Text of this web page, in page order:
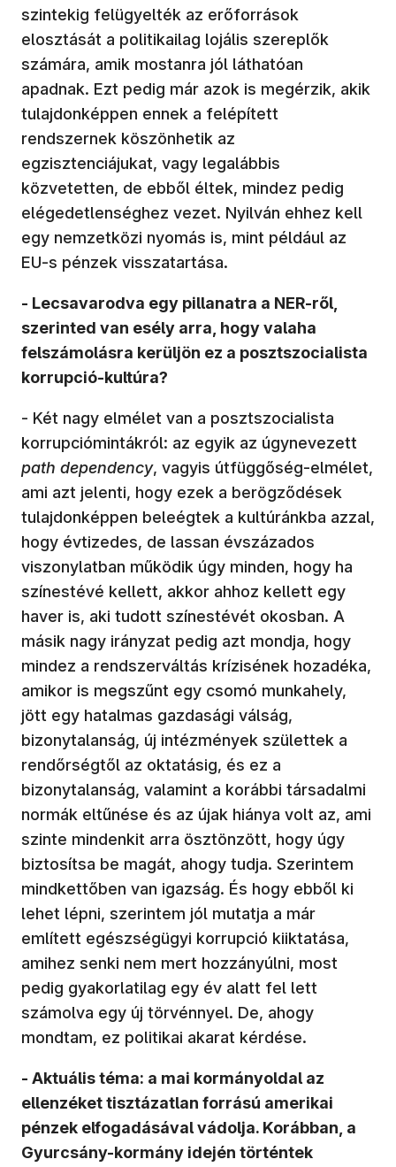
szintekig felügyelték az erőforrások
elosztását a politikailag lojális szereplők
számára, amik mostanra jól láthatóan
apadnak. Ezt pedig már azok is megérzik, akik
tulajdonképpen ennek a felépített
rendszernek köszönhetik az
egzisztenciájukat, vagy legalábbis
közvetetten, de ebből éltek, mindez pedig
elégedetlenséghez vezet. Nyilván ehhez kell
egy nemzetközi nyomás is, mint például az
EU-s pénzek visszatartása.
- Lecsavarodva egy pillanatra a NER-ről,
szerinted van esély arra, hogy valaha
felszámolásra kerüljön ez a posztszocialista
korrupció-kultúra?
- Két nagy elmélet van a posztszocialista
korrupciómintákról: az egyik az úgynevezett
path dependency, vagyis útfüggőség-elmélet,
ami azt jelenti, hogy ezek a berögződések
tulajdonképpen beleégtek a kultúránkba azzal,
hogy évtizedes, de lassan évszázados
viszonylatban működik úgy minden, hogy ha
színestévé kellett, akkor ahhoz kellett egy
haver is, aki tudott színestévét okosban. A
másik nagy irányzat pedig azt mondja, hogy
mindez a rendszerváltás krízisének hozadéka,
amikor is megszűnt egy csomó munkahely,
jött egy hatalmas gazdasági válság,
bizonytalanság, új intézmények születtek a
rendőrségtől az oktatásig, és ez a
bizonytalanság, valamint a korábbi társadalmi
normák eltűnése és az újak hiánya volt az, ami
szinte mindenkit arra ösztönzött, hogy úgy
biztosítsa be magát, ahogy tudja. Szerintem
mindkettőben van igazság. És hogy ebből ki
lehet lépni, szerintem jól mutatja a már
említett egészségügyi korrupció kiiktatása,
amihez senki nem mert hozzányúlni, most
pedig gyakorlatilag egy év alatt fel lett
számolva egy új törvénnyel. De, ahogy
mondtam, ez politikai akarat kérdése.
- Aktuális téma: a mai kormányoldal az
ellenzéket tisztázatlan forrású amerikai
pénzek elfogadásával vádolja. Korábban, a
Gyurcsány-kormány idején történtek